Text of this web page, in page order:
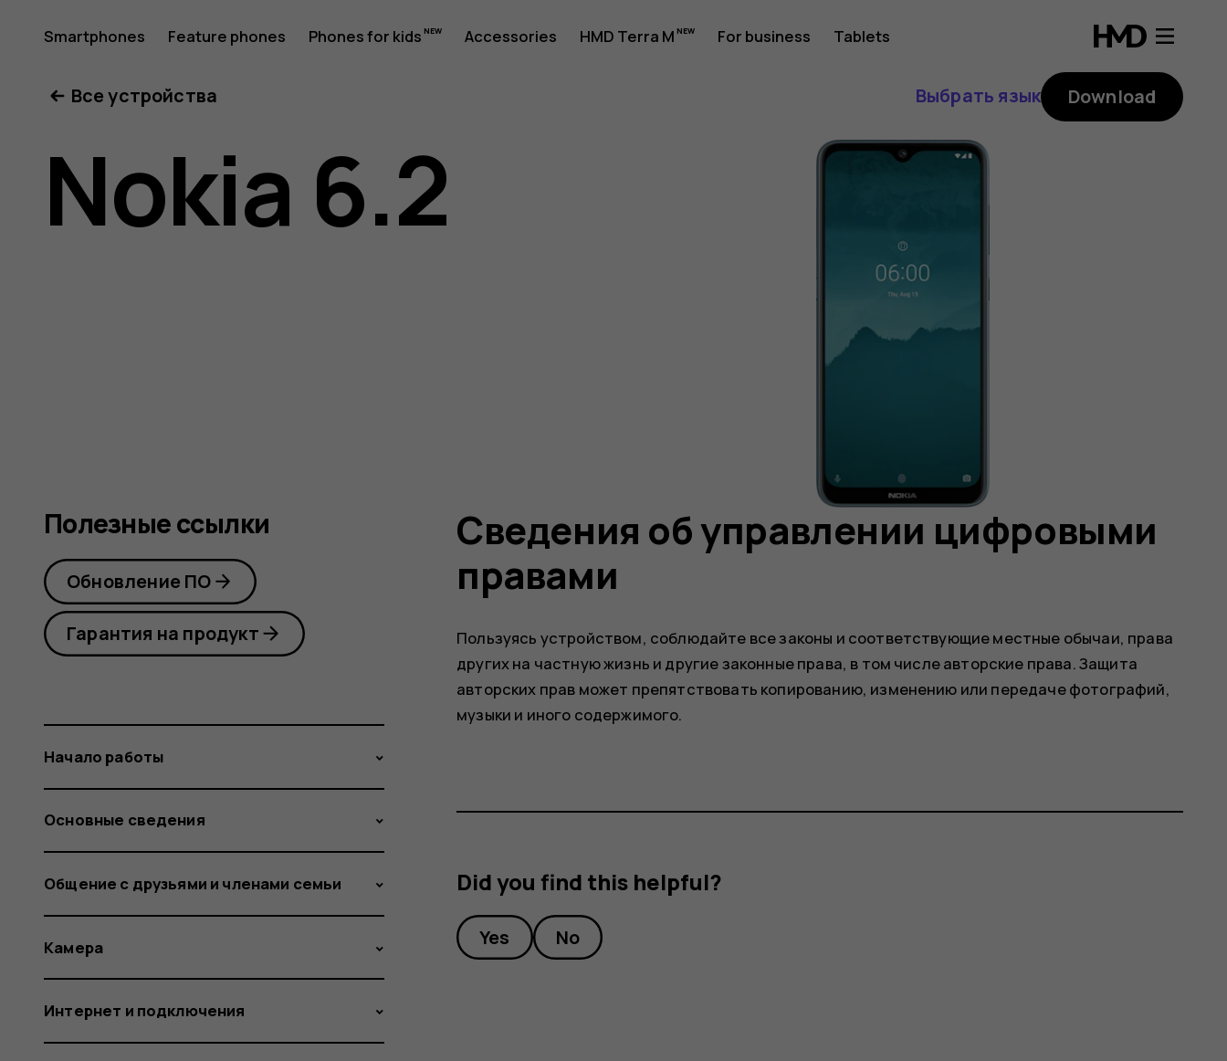
Nokia
6.2
user
Smartphones Feature phones Phones for kids Accessories HMD Terra M For business Tablets
Все устройства Выбрать язык Download
Nokia 6.2
Сведения об управлении цифровыми
правами
Пользуясь устройством, соблюдайте все законы и соответствующие местные обычаи, права
других на частную жизнь и другие законные права, в том числе авторские права. Защита
авторских прав может препятствовать копированию, изменению или передаче фотографий,
музыки и иного содержимого.
Did you find this helpful?
Yes No
Полезные ссылки
Обновление ПО
Гарантия на продукт
Начало работы
Основные сведения
Общение с друзьями и членами семьи
Камера
Интернет и подключения